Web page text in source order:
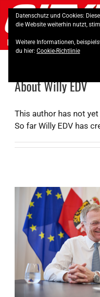
Skip
to
content
AboutWilly EDV
This author has not
So far Willy EDV has
Datenschutz und Cookies:
die Website weiterhin nutzt,
Weitere Informationen,
du hier: Cookie-Richtlinie